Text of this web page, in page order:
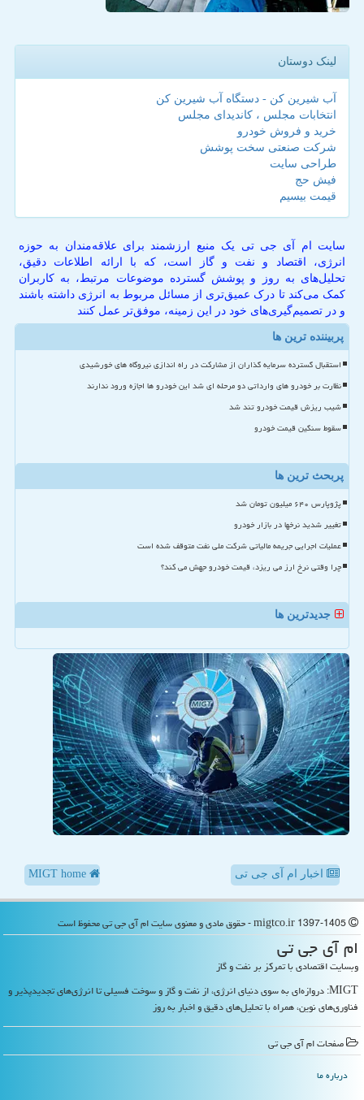
لینک دوستان
آب شیرین کن - دستگاه آب شیرین کن
انتخابات مجلس ، کاندیدای مجلس
خرید و فروش خودرو
شرکت صنعتی سخت پوشش
طراحی سایت
فیش حج
قیمت بیسیم
سایت ام آی جی تی یک منبع ارزشمند برای علاقه‌مندان به حوزه
انرژی، اقتصاد و نفت و گاز است، که با ارائه اطلاعات دقیق،
تحلیل‌های به روز و پوشش گسترده موضوعات مرتبط، به کاربران
کمک می‌کند تا درک عمیق‌تری از مسائل مربوط به انرژی داشته باشند
و در تصمیم‌گیری‌های خود در این زمینه، موفق‌تر عمل کنند
پربیننده ترین ها
استقبال گسترده سرمایه گذاران از مشارکت در راه اندازی نیروگاه های خورشیدی
نظارت بر خودرو های وارداتی دو مرحله ای شد این خودرو ها اجازه ورود ندارند
شیب ریزش قیمت خودرو تند شد
سقوط سنگین قیمت خودرو
پربحث ترین ها
پژوپارس ۶۴۰ میلیون تومان شد
تغییر شدید نرخها در بازار خودرو
عملیات اجرایی جریمه مالیاتی شرکت ملی نفت متوقف شده است
چرا وقتی نرخ ارز می ریزد، قیمت خودرو جهش می کند؟
جدیدترین ها
اخبار ام آی جی تی
ام آی جی تی
وبسایت اقتصادی با تمرکز بر نفت و گاز
MIGT: دروازه‌ای به سوی دنیای انرژی، از نفت و گاز و سوخت فسیلی تا انرژی‌های تجدیدپذیر و
فناوری‌های نوین، همراه با تحلیل‌های دقیق و اخبار به روز
صفحات ام آی جی تی
درباره ما